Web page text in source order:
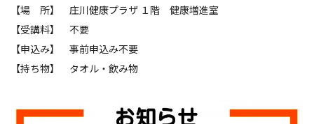
【場 所】 庄川健康プラザ １階 健康増進室
【受講料】 不要
【申込み】 事前申込み不要
【持ち物】 タオル・飲み物